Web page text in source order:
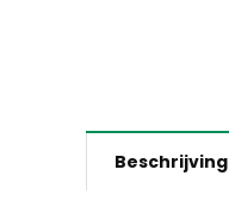
Beschrijving